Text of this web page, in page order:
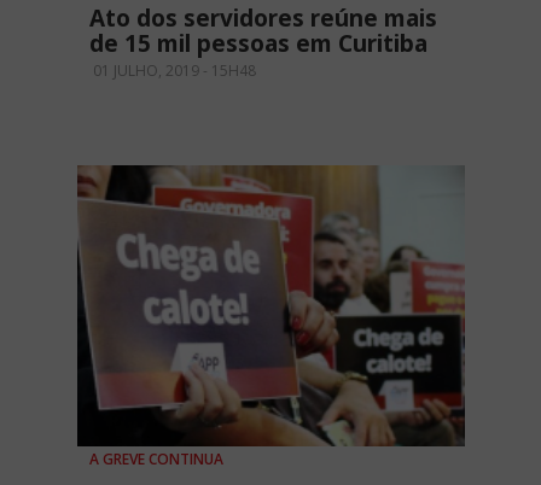
Ato dos servidores reúne mais
de 15 mil pessoas em Curitiba
01 JULHO, 2019 - 15H48
A GREVE CONTINUA